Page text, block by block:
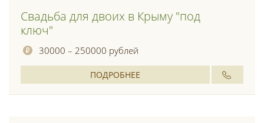
Свадьба для двоих в Крыму "под
ключ"
30000 – 250000 рублей
ПОДРОБНЕЕ